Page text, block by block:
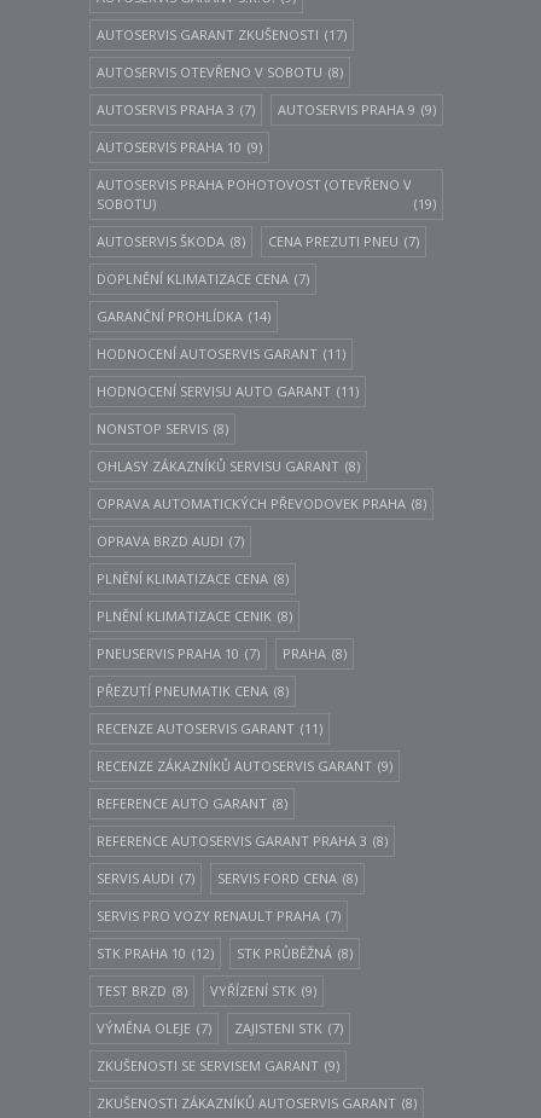
AUTOSERVIS GARANT ZKUŠENOSTI (17)
AUTOSERVIS OTEVŘENO V SOBOTU (8)
AUTOSERVIS PRAHA 3 (7) AUTOSERVIS PRAHA 9 (9)
AUTOSERVIS PRAHA 10 (9)
AUTOSERVIS PRAHA POHOTOVOST (OTEVŘENO V
SOBOTU)
(19)
AUTOSERVIS ŠKODA (8) CENA PREZUTI PNEU (7)
DOPLNĚNÍ KLIMATIZACE CENA (7)
GARANČNÍ PROHLÍDKA (14)
HODNOCENÍ AUTOSERVIS GARANT (11)
HODNOCENÍ SERVISU AUTO GARANT (11)
NONSTOP SERVIS (8)
OHLASY ZÁKAZNÍKŮ SERVISU GARANT (8)
OPRAVA AUTOMATICKÝCH PŘEVODOVEK PRAHA (8)
OPRAVA BRZD AUDI (7)
PLNĚNÍ KLIMATIZACE CENA (8)
PLNĚNÍ KLIMATIZACE CENIK (8)
PNEUSERVIS PRAHA 10 (7) PRAHA (8)
PŘEZUTÍ PNEUMATIK CENA (8)
RECENZE AUTOSERVIS GARANT (11)
RECENZE ZÁKAZNÍKŮ AUTOSERVIS GARANT (9)
REFERENCE AUTO GARANT (8)
REFERENCE AUTOSERVIS GARANT PRAHA 3 (8)
SERVIS AUDI (7) SERVIS FORD CENA (8)
SERVIS PRO VOZY RENAULT PRAHA (7)
STK PRAHA 10 (12) STK PRŮBĚŽNÁ (8)
TEST BRZD (8) VYŘÍZENÍ STK (9)
VÝMĚNA OLEJE (7) ZAJISTENI STK (7)
ZKUŠENOSTI SE SERVISEM GARANT (9)
ZKUŠENOSTI ZÁKAZNÍKŮ AUTOSERVIS GARANT (8)